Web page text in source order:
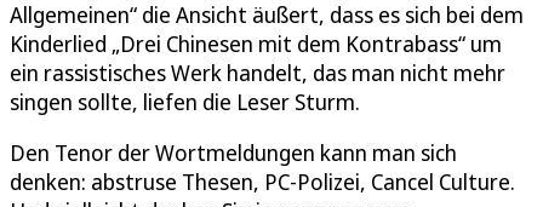
Allgemeinen“ die Ansicht äußert, dass es sich bei dem
Kinderlied „Drei Chinesen mit dem Kontrabass“ um
ein rassistisches Werk handelt, das man nicht mehr
singen sollte, liefen die Leser Sturm.
Den Tenor der Wortmeldungen kann man sich
denken: abstruse Thesen, PC-Polizei, Cancel Culture.